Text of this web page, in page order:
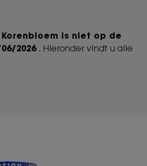
is niet op de
2026 . Hieronder vindt u alle